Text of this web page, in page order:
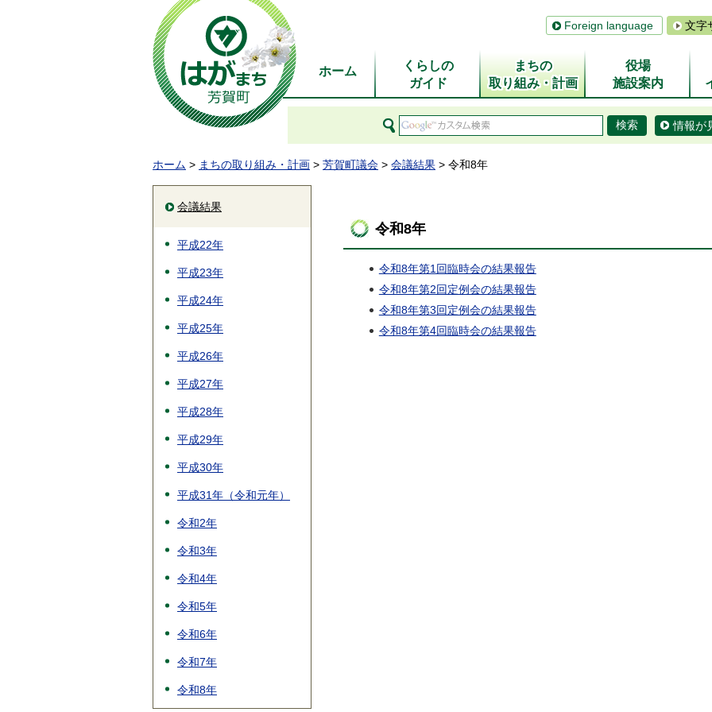
Foreign language 文字
ホーム
くらしの
ガイド
まちの
取り組み・計画
役場
施設案内
情報が
ホーム > まちの取り組み・計画 > 芳賀町議会 > 会議結果 > 令和8年
会議結果
平成22年
平成23年
平成24年
平成25年
平成26年
平成27年
平成28年
平成29年
平成30年
平成31年（令和元年）
令和2年
令和3年
令和4年
令和5年
令和6年
令和7年
令和8年
令和8年
令和8年第1回臨時会の結果報告
令和8年第2回定例会の結果報告
令和8年第3回定例会の結果報告
令和8年第4回臨時会の結果報告